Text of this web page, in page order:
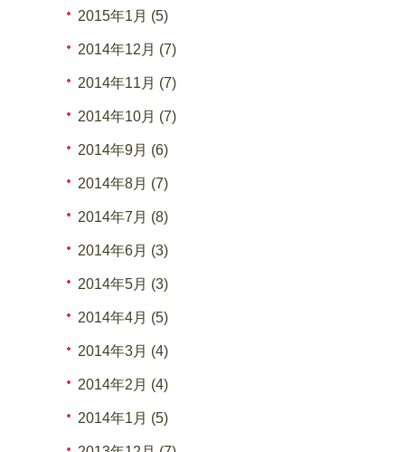
2015年1月 (5)
2014年12月 (7)
2014年11月 (7)
2014年10月 (7)
2014年9月 (6)
2014年8月 (7)
2014年7月 (8)
2014年6月 (3)
2014年5月 (3)
2014年4月 (5)
2014年3月 (4)
2014年2月 (4)
2014年1月 (5)